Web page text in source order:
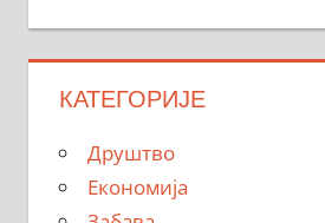
КАТЕГОРИЈЕ
Друштво
Економија